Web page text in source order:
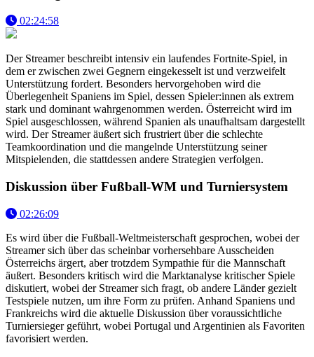
02:24:58
Der Streamer beschreibt intensiv ein laufendes Fortnite-Spiel, in
dem er zwischen zwei Gegnern eingekesselt ist und verzweifelt
Unterstützung fordert. Besonders hervorgehoben wird die
Überlegenheit Spaniens im Spiel, dessen Spieler:innen als extrem
stark und dominant wahrgenommen werden. Österreicht wird im
Spiel ausgeschlossen, während Spanien als unaufhaltsam dargestellt
wird. Der Streamer äußert sich frustriert über die schlechte
Teamkoordination und die mangelnde Unterstützung seiner
Mitspielenden, die stattdessen andere Strategien verfolgen.
Diskussion über Fußball-WM und Turniersystem
02:26:09
Es wird über die Fußball-Weltmeisterschaft gesprochen, wobei der
Streamer sich über das scheinbar vorhersehbare Ausscheiden
Österreichs ärgert, aber trotzdem Sympathie für die Mannschaft
äußert. Besonders kritisch wird die Marktanalyse kritischer Spiele
diskutiert, wobei der Streamer sich fragt, ob andere Länder gezielt
Testspiele nutzen, um ihre Form zu prüfen. Anhand Spaniens und
Frankreichs wird die aktuelle Diskussion über voraussichtliche
Turniersieger geführt, wobei Portugal und Argentinien als Favoriten
favorisiert werden.